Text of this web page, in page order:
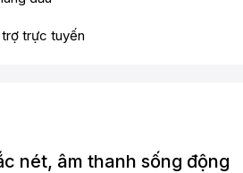
trực tuyến
nét, âm thanh sống động